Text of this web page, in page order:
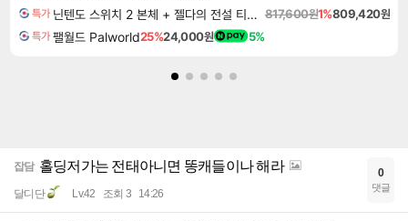
특가 닌텐도 스위치 2 본체 + 젤다의 전설 티어스 오브 더 킹덤 닌텐도 스위치 2 에디션 + 젤다의 전설 브레스 오브 더 와일드 닌텐도 스위치 2 에디션 번들 817,600원1%809,420원
특가 팰월드 Palworld25%24,000원 5%
잡담 홀딩저가는 전태아니면 똥캐들이나 해라
달디단 Lv.42 조회 3 14:26
0
댓글